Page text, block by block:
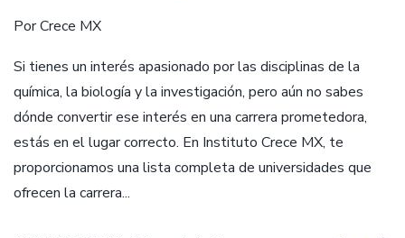
PorCrece MX
Si tienes un interés apasionado por las disciplinas de la
química, la biología y la investigación, pero aún no sabes
dónde convertir ese interés en una carrera prometedora,
estás en el lugar correcto. En Instituto Crece MX, te
proporcionamos una lista completa de universidades que
ofrecen la carrera...